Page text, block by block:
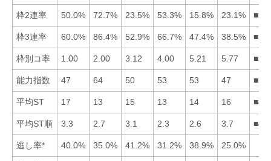
枠2連率 50.0% 72.7% 23.5% 53.3% 15.8% 23.1%
枠3連率 60.0% 86.4% 52.9% 66.7% 47.4% 38.5%
枠別コ率 1.00 2.00 3.12 4.00 5.21 5.77
能力指数 47 64 50 53 53 47
平均ST 17 13 15 13 14 16
平均ST順 3.3 2.7 3.1 2.3 2.6 3.7
逃し率* 40.0% 35.0% 41.2% 31.2% 38.9% 25.0%